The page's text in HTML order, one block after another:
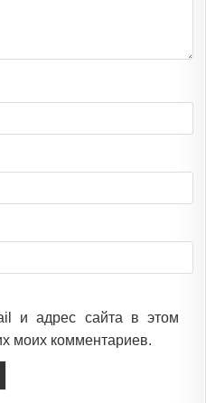
и адрес сайта в этом
моих комментариев.